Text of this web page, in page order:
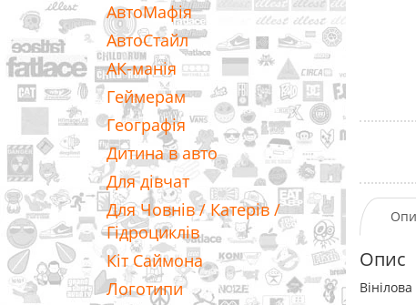
АвтоМафія
АвтоСтайл
АК-манія
Геймерам
Географія
Дитина в авто
Для дівчат
Для Човнів / Катерів /
Гідроциклів
Кіт Саймона
Логотипи
Опис